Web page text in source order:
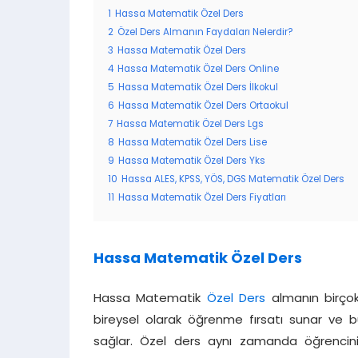
Hassa Matematik Özel Ders
2 Özel Ders Almanın Faydaları Nelerdir?
3
Hassa Matematik Özel Ders
4 Hassa Matematik Özel Ders Online
5
Hassa Matematik Özel Ders İlkokul
6
Hassa Matematik Özel Ders Ortaokul
7 Hassa Matematik Özel Ders Lgs
8
Hassa Matematik Özel Ders Lise
9
Hassa Matematik Özel Ders Yks
10
Hassa ALES, KPSS, YÖS, DGS Matematik Özel Ders
Hassa Matematik Özel Ders Fiyatları
Hassa Matematik Özel Ders
Hassa Matematik Özel Ders almanın
bireysel olarak öğrenme fırsatı sunar ve
sağlar. Özel ders aynı zamanda